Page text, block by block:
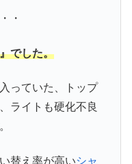
・
でした。
っていた、トップ
ライトも硬化不良
替え率が高いシャ